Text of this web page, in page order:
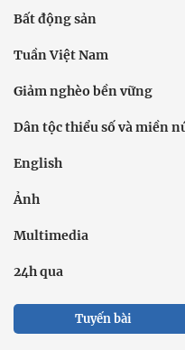
Bất động sản
Tuần Việt Nam
Giảm nghèo bền vững
Dân tộc thiểu số và miền
English
Ảnh
Multimedia
24h qua
Tuyến bài